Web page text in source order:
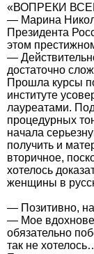
«ВОПРЕКИ
— Марина
Президента
этом
—
достаточно
Прошла курсы
институте
лауреатами.
процедурных
начала
получить и
вторичное,
хотелось
женщины в
— Позитивно,
— Мое
обязательно
так не